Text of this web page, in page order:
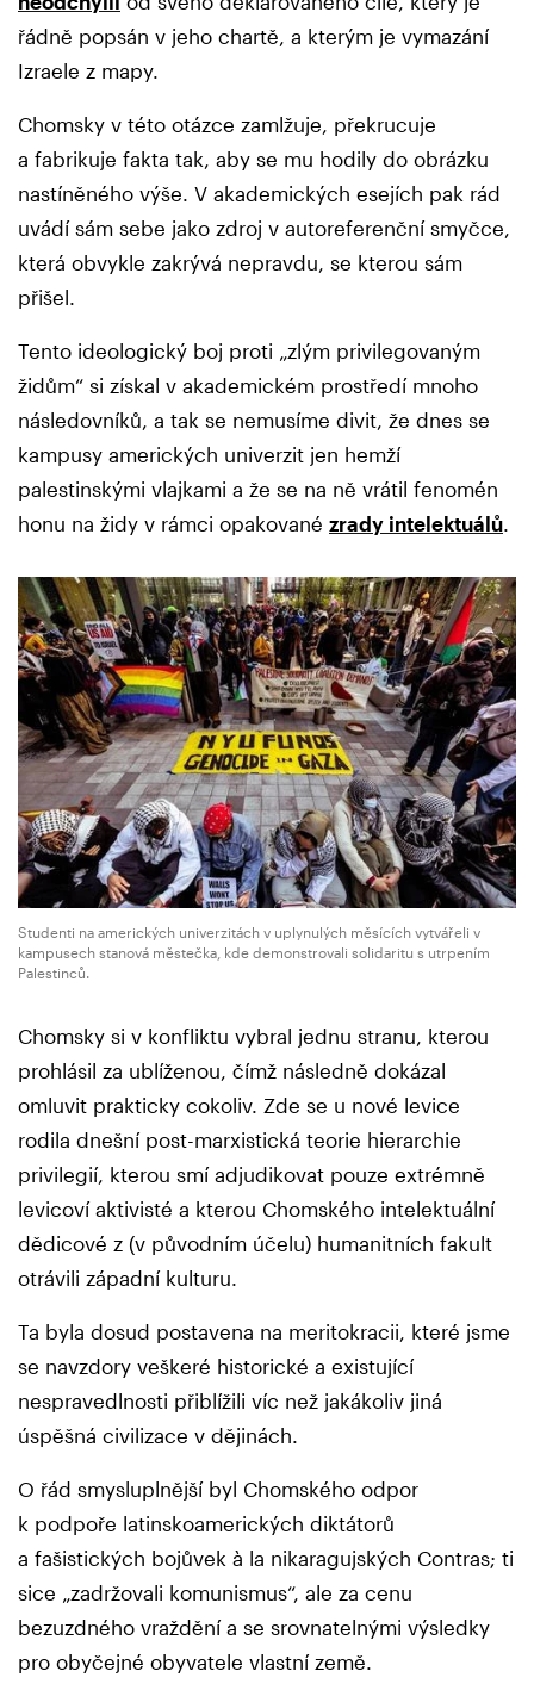
řádně popsán v jeho chartě, a kterým je vymazání
Izraele z mapy.
Chomsky v této otázce zamlžuje, překrucuje
a fabrikuje fakta tak, aby se mu hodily do obrázku
nastíněného výše. V akademických esejích pak rád
uvádí sám sebe jako zdroj v autoreferenční smyčce,
která obvykle zakrývá nepravdu, se kterou sám
přišel.
Tento ideologický boj proti „zlým privilegovaným
židům“ si získal v akademickém prostředí mnoho
následovníků, a tak se nemusíme divit, že dnes se
kampusy amerických univerzit jen hemží
palestinskými vlajkami a že se na ně vrátil fenomén
honu na židy v rámci opakované zrady intelektuálů.
Studenti na amerických univerzitách v uplynulých měsících vytvářeli v
kampusech stanová městečka, kde demonstrovali solidaritu s utrpením
Palestinců.
Chomsky si v konfliktu vybral jednu stranu, kterou
prohlásil za ublíženou, čímž následně dokázal
omluvit prakticky cokoliv. Zde se u nové levice
rodila dnešní post-marxistická teorie hierarchie
privilegií, kterou smí adjudikovat pouze extrémně
levicoví aktivisté a kterou Chomského intelektuální
dědicové z (v původním účelu) humanitních fakult
otrávili západní kulturu.
Ta byla dosud postavena na meritokracii, které jsme
se navzdory veškeré historické a existující
nespravedlnosti přiblížili víc než jakákoliv jiná
úspěšná civilizace v dějinách.
O řád smysluplnější byl Chomského odpor
k podpoře latinskoamerických diktátorů
a fašistických bojůvek à la nikaragujských Contras; ti
sice „zadržovali komunismus“, ale za cenu
bezuzdného vraždění a se srovnatelnými výsledky
pro obyčejné obyvatele vlastní země.